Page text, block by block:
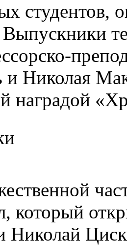
студентов,
и Николая
наградой
который
Николай